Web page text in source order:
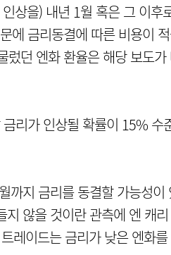
상을) 내년 1월 혹은 그 이후
에 금리동결에 따른 비용이
던 엔화 환율은 해당 보도
리가 인상될 확률이 15% 수
까지 금리를 동결할 가능성이
않을 것이란 관측에 엔 캐
레이드는 금리가 낮은 엔화